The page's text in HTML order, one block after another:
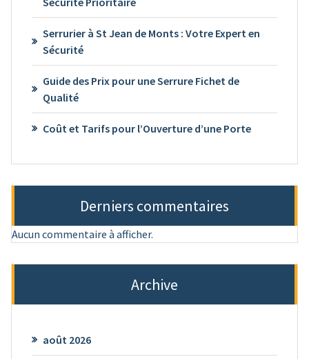
Serrurier à St Jean de Monts : Votre Expert en
Sécurité
Guide des Prix pour une Serrure Fichet de
Qualité
Coût et Tarifs pour l’Ouverture d’une Porte
Derniers commentaires
Aucun commentaire à afficher.
Archive
août 2026